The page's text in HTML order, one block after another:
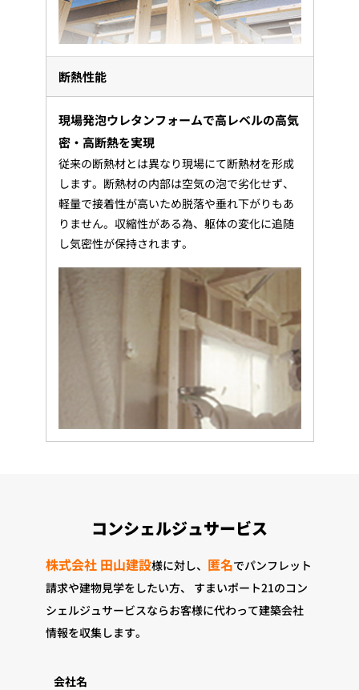
断熱性能
現場発泡ウレタンフォームで高レベルの高気
密・高断熱を実現
従来の断熱材とは異なり現場にて断熱材を形成
します。断熱材の内部は空気の泡で劣化せず、
軽量で接着性が高いため脱落や垂れ下がりもあ
りません。収縮性がある為、躯体の変化に追随
し気密性が保持されます。
コンシェルジュサービス
株式会社 田山建設様に対し、 匿名でパンフレット
請求や建物見学をしたい方、
すまいポート21のコン
シェルジュサービスならお客様に代わって建築会社
情報を収集します。
会社名